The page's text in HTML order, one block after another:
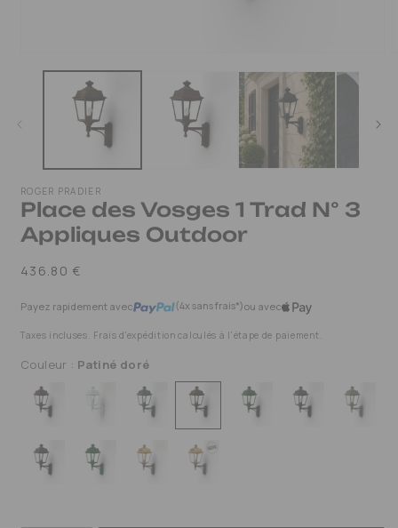
ROGER PRADIER
Place des Vosges 1 Trad N° 3
Appliques Outdoor
Prix
436.80 €
Payez rapidement avec (4x sans frais*)ou avec
Taxes incluses. Frais d'expédition calculés à l'étape de paiement.
Couleur : Patiné doré